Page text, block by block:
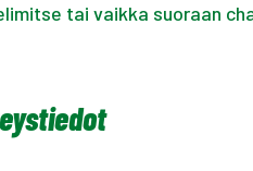
tai vaikka suoraan